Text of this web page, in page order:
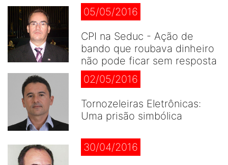
05/05/2016
CPI na Seduc - Ação de
bando que roubava dinheiro
não pode ficar sem resposta
02/05/2016
Tornozeleiras Eletrônicas:
Uma prisão simbólica
30/04/2016